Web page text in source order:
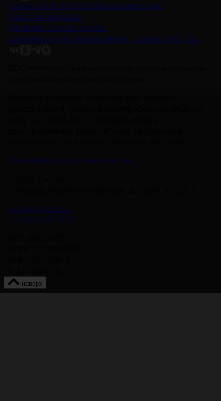
Контакты Об НМГ ДОКПредложите идею
Новости Интервью
Рецензии ОбзорыАнонсы
Снимается кино Энциклопедия Проекты НМГ ДОК
Политика Конфиденциальности
info@nmgdoc.ru
+7 (495) 937-6170
наверх